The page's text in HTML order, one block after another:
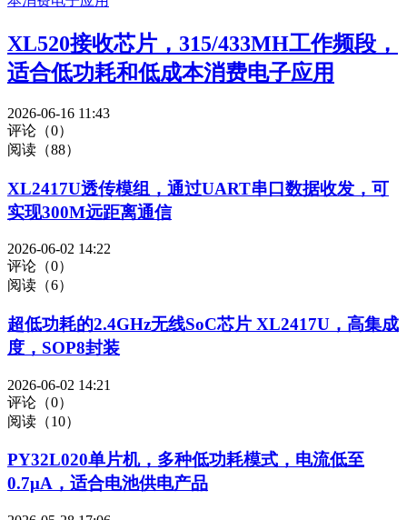
XL520接收芯片，315/433MH工作频段，
适合低功耗和低成本消费电子应用
2026-06-16 11:43
评论（0）
阅读（88）
XL2417U透传模组，通过UART串口数据收发，可
实现300M远距离通信
2026-06-02 14:22
评论（0）
阅读（6）
超低功耗的2.4GHz无线SoC芯片 XL2417U，高集成
度，SOP8封装
2026-06-02 14:21
评论（0）
阅读（10）
PY32L020单片机，多种低功耗模式，电流低至
0.7μA，适合电池供电产品